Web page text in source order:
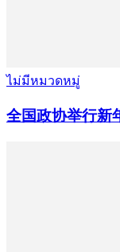
ไม่มีหมวดหมู่
全国政协举行新